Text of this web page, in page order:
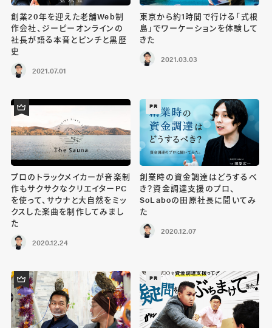
創業20年を迎えた老舗Web制
作会社、ジーピーオンラインの
社長が語る本音とピンチと黒歴
史
2021.07.01
東京から約1時間で行ける「式根
島」でワーケーションを体験して
きた
2021.03.03
プロのトラックメイカーが音楽制
作もサクサクなクリエイターPC
を使って、サウナと大自然をミッ
クスした楽曲を制作してみまし
た
2020.12.24
PR
創業時の資金調達はどうするべ
き？資金調達支援のプロ、
SoLaboの田原社長に聞いてみ
た
2020.12.07
PR